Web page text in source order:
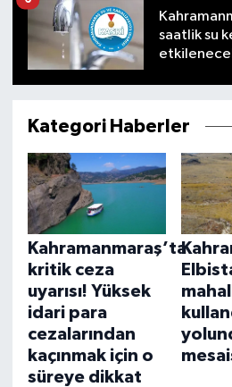
saatlik su
Kategori Haberler
Kahramanmaraş’ta
kritik ceza
uyarısı! Yüksek
idari para
cezalarından
kaçınmak için o
süreye dikkat